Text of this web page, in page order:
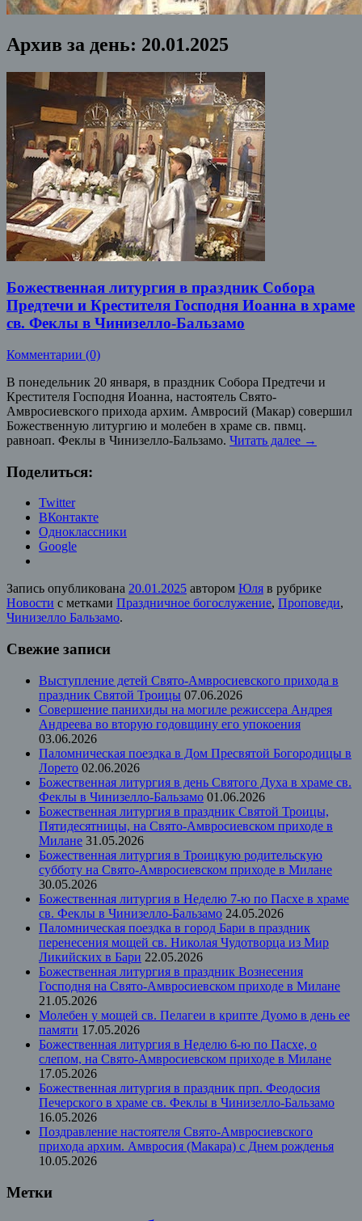
Архив за день: 20.01.2025
Божественная литургия в праздник Собора
Предтечи и Крестителя Господня Иоанна в храме
св. Феклы в Чинизелло-Бальзамо
Комментарии (0)
В понедельник 20 января, в праздник Собора Предтечи и
Крестителя Господня Иоанна, настоятель Свято-
Амвросиевского прихода архим. Амвросий (Макар) совершил
Божественную литургию и молебен в храме св. пвмц.
равноап. Феклы в Чинизелло-Бальзамо. Читать далее →
Поделиться:
Twitter
ВКонтакте
Одноклассники
Google
Запись опубликована 20.01.2025 автором Юля в рубрике
Новости с метками Праздничное богослужение, Проповеди,
Чинизелло Бальзамо.
Свежие записи
Выступление детей Свято-Амвросиевского прихода в
праздник Святой Троицы 07.06.2026
Совершение панихиды на могиле режиссера Андрея
Андреева во вторую годовщину его упокоения
03.06.2026
Паломническая поездка в Дом Пресвятой Богородицы в
Лорето 02.06.2026
Божественная литургия в день Святого Духа в храме св.
Феклы в Чинизелло-Бальзамо 01.06.2026
Божественная литургия в праздник Святой Троицы,
Пятидесятницы, на Свято-Амвросиевском приходе в
Милане 31.05.2026
Божественная литургия в Троицкую родительскую
субботу на Свято-Амвросиевском приходе в Милане
30.05.2026
Божественная литургия в Неделю 7-ю по Пасхе в храме
св. Феклы в Чинизелло-Бальзамо 24.05.2026
Паломническая поездка в город Бари в праздник
перенесения мощей св. Николая Чудотворца из Мир
Ликийских в Бари 22.05.2026
Божественная литургия в праздник Вознесения
Господня на Свято-Амвросиевском приходе в Милане
21.05.2026
Молебен у мощей св. Пелагеи в крипте Дуомо в день ее
памяти 17.05.2026
Божественная литургия в Неделю 6-ю по Пасхе, о
слепом, на Свято-Амвросиевском приходе в Милане
17.05.2026
Божественная литургия в праздник прп. Феодосия
Печерского в храме св. Феклы в Чинизелло-Бальзамо
16.05.2026
Поздравление настоятеля Свято-Амвросиевского
прихода архим. Амвросия (Макара) с Днем рожденья
10.05.2026
Метки